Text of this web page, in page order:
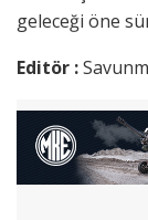
geleceği öne
Editör :